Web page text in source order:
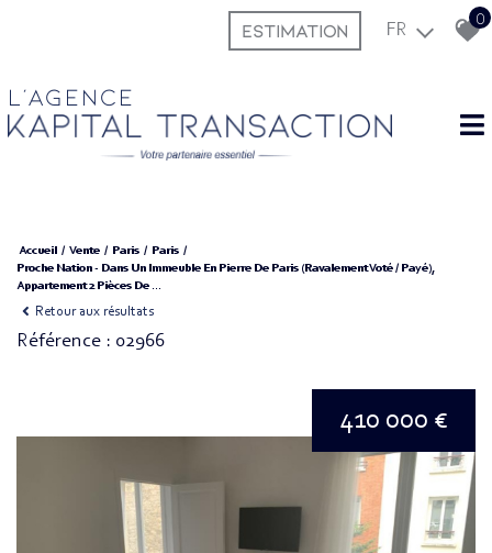
ESTIMATION FR
0
L'agence
Accueil Vente Paris
Paris
Proche Nation - Dans Un Immeuble En Pierre De Paris (ravalement Voté / Payé),
Appartement 2 Pièces De ...
Retour aux résultats
Référence : 02966
410 000 €